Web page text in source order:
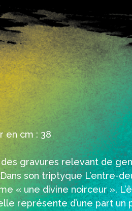
en cm : 38
des gravures relevant de
son triptyque L’entre-
« une divine noirceur ».
représente d’une part